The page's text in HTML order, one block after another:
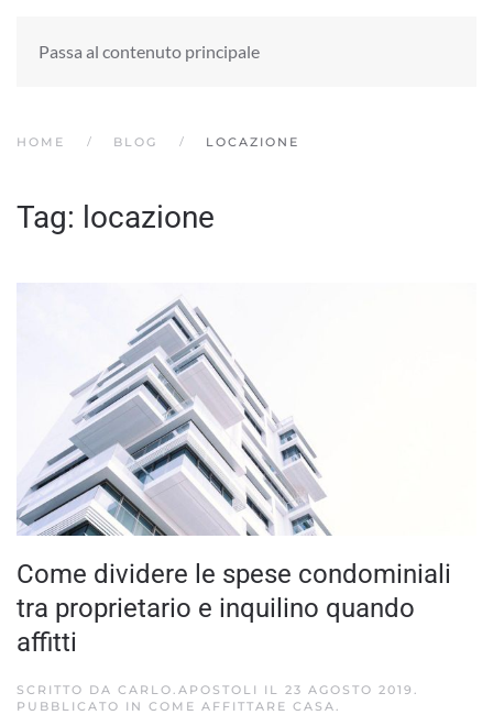
Passa al contenuto principale
HOME BLOG LOCAZIONE
Tag: locazione
Come dividere le spese condominiali
tra proprietario e inquilino quando
affitti
SCRITTO DA CARLO.APOSTOLI IL 23 AGOSTO 2019
PUBBLICATO IN COME AFFITTARE CASA